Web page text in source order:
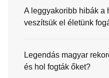
A leggyakoribb hibák a
veszítsük el életünk
Legendás magyar
és hol fogták őket?